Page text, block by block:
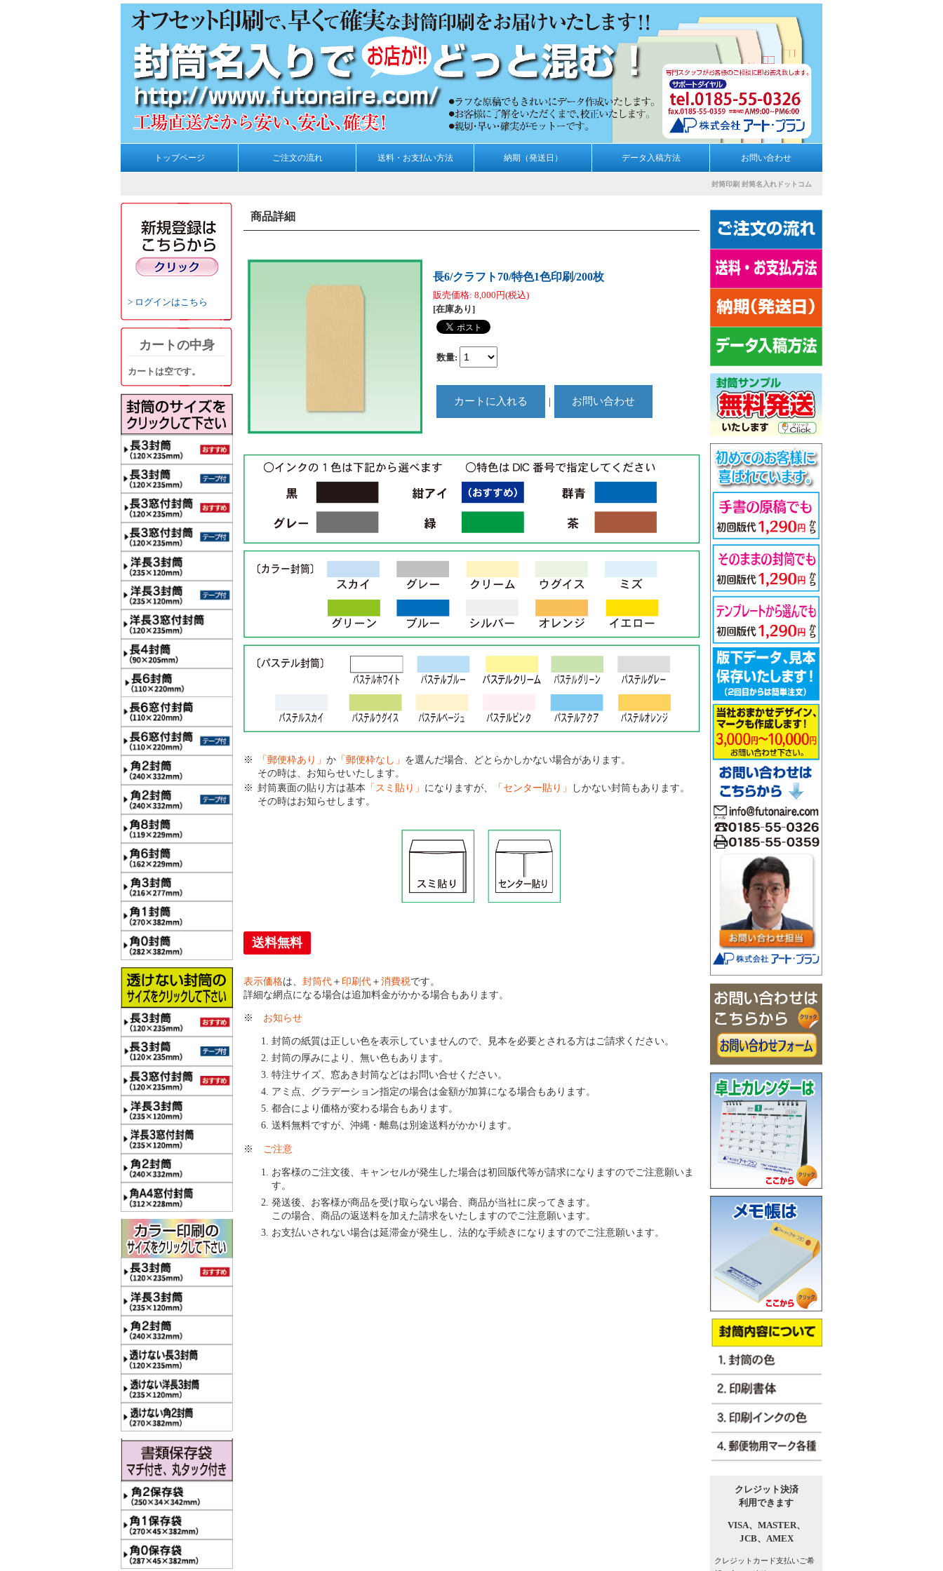
トップページ ご注文の流れ 送料・お支払い方法 納期（発送日） データ入稿方法 お問い合わせ
封筒印刷 封筒名入れドットコム
ログインはこちら
カートの中身
カートは空です。
商品詳細
長6/クラフト70/特色1色印刷/200枚
販売価格: 8,000円(税込)
[在庫あり]
数量:
｜
「郵便枠あり」 か 「郵便枠なし」 を選んだ場合、どとらかしかない場合があります。
その時は、お知らせいたします。
封筒裏面の貼り方は基本 「スミ貼り」 になりますが、 「センター貼り」
しかない封筒もあります。
その時はお知らせします。
送料無料
表示価格は、 封筒代 ＋ 印刷代 ＋ 消費税です。
詳細な網点になる場合は追加料金がかかる場合もあります。
※ お知らせ
封筒の紙質は正しい色を表示していませんので、見本を必要とされる方はご請求ください。
封筒の厚みにより、無い色もあります。
特注サイズ、窓あき封筒などはお問い合せください。
アミ点、グラデーション指定の場合は金額が加算になる場合もあります。
都合により価格が変わる場合もあります。
送料無料ですが、沖縄・離島は別途送料がかかります。
※ ご注意
お客様のご注文後、キャンセルが発生した場合は初回版代等が請求になりますのでご注意願いま
す。
発送後、お客様が商品を受け取らない場合、商品が当社に戻ってきます。
この場合、商品の返送料を加えた請求をいたしますのでご注意願います。
お支払いされない場合は延滞金が発生し、法的な手続きになりますのでご注意願います。
クレジット決済
利用できます
VISA、 MASTER、
JCB、 AMEX
クレジットカード支払いご希